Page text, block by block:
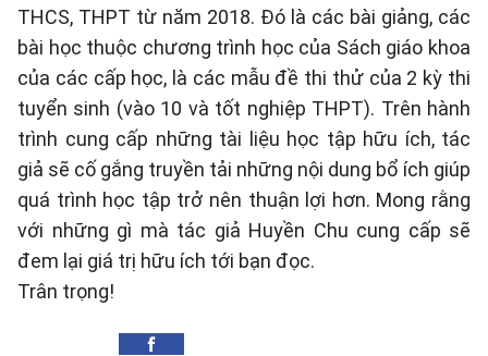
THCS, THPT từ năm 2018. Đó là các bài giảng, các
bài học thuộc chương trình học của Sách giáo khoa
của các cấp học, là các mẫu đề thi thử của 2 kỳ thi
tuyển sinh (vào 10 và tốt nghiệp THPT). Trên hành
trình cung cấp những tài liệu học tập hữu ích, tác
giả sẽ cố gắng truyền tải những nội dung bổ ích giúp
quá trình học tập trở nên thuận lợi hơn. Mong rằng
với những gì mà tác giả Huyền Chu cung cấp sẽ
đem lại giá trị hữu ích tới bạn đọc.
Trân trọng!